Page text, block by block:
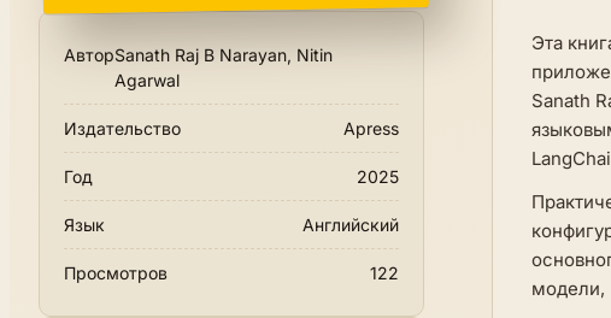
АвторSanath Raj B Narayan, Nitin
Agarwal
Издательство Apress
Год 2025
Язык Английский
Просмотров 122
Эта
Sanath
модели,